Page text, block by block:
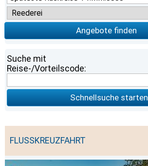
Angebote finden
Suche mit
Reise-/Vorteilscode:
Schnellsuche starten
FLUSSKREUZFAHRT